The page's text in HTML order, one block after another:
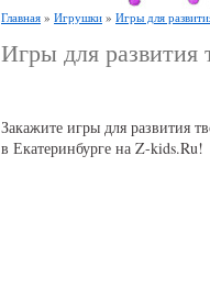
Главная » Игрушки » Игры для
Игры для развития
Закажите игры для развития
в Екатеринбурге на Z-kids.Ru!